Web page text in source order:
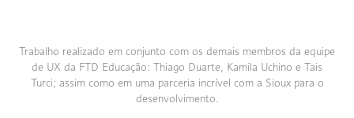
Trabalho realizado em conjunto com os demais membros da equipe
de UX da FTD Educação: Thiago Duarte, Kamila Uchino e Tais
Turci; assim como em uma parceria incrível com a Sioux para o
desenvolvimento.